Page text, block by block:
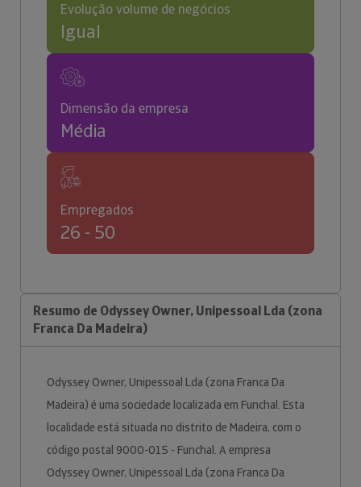
Evolução volume de negócios
Igual
Dimensão da empresa
Média
Empregados
26 - 50
Resumo de Odyssey Owner, Unipessoal Lda (zona
Franca Da Madeira)
Odyssey Owner, Unipessoal Lda (zona Franca Da
Madeira) é uma sociedade localizada em Funchal. Esta
localidade está situada no distrito de Madeira, com o
código postal 9000-015 - Funchal. A empresa
Odyssey Owner, Unipessoal Lda (zona Franca Da